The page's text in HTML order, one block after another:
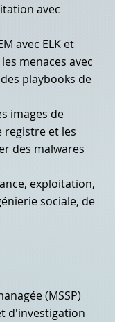
(MSSP)
d'investigation
avec
avec ELK et
menaces avec
des playbooks de
images de
registre et les
des malwares
exploitation,
sociale, de